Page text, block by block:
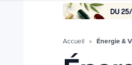
Accueil Énergie &